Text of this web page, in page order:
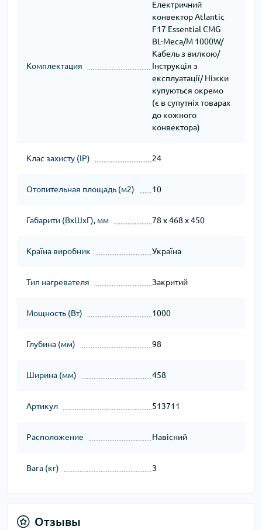
Комплектация
Електричний
конвектор Atlantic
F17 Essential CMG
BL-Meca/M 1000W/
Кабель з вилкою/
Інструкція з
експлуатації/ Ніжки
купуються окремо
(є в супутніх товарах
до кожного
конвектора)
Клас захисту (IP) 24
Отопительная площадь (м2) 10
Габарити (ВхШхГ), мм 78 x 468 x 450
Країна виробник Україна
Тип нагревателя Закритий
Мощность (Вт) 1000
Глубина (мм) 98
Ширина (мм) 458
Артикул 513711
Расположение Навісний
Вага (кг) 3
Отзывы